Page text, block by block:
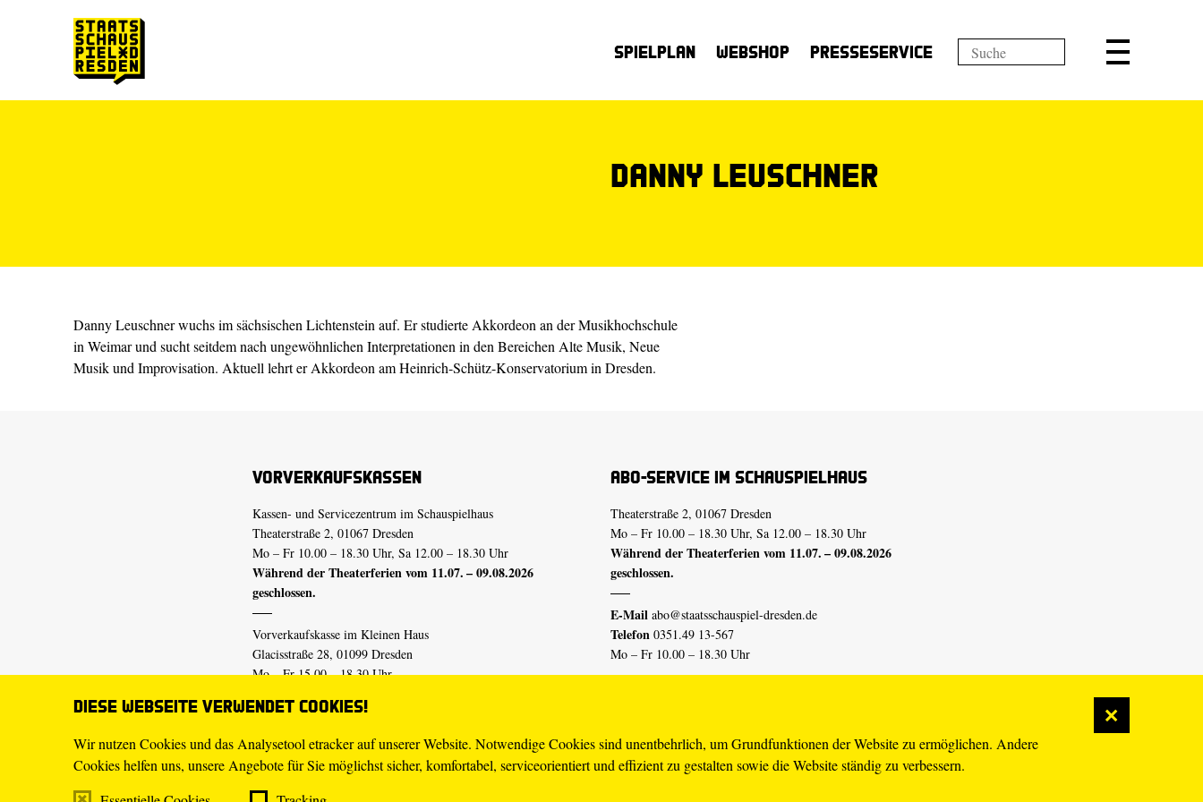
Diese Webseite verwendet Cookies!
Wir nutzen Cookies und das Analysetool etracker auf unserer Website. Notwendige Cookies sind unentbehrlich, um Grundfunktionen der Website zu ermöglichen. Andere
Cookies helfen uns, unsere Angebote für Sie möglichst sicher, komfortabel, serviceorientiert und effizient zu gestalten sowie die Website ständig zu verbessern.
Spielplan Webshop Presseservice
Danny Leuschner
Danny Leuschner wuchs im sächsischen Lichtenstein auf. Er studierte Akkordeon an der Musikhochschule
in Weimar und sucht seitdem nach ungewöhnlichen Interpretationen in den Bereichen Alte Musik, Neue
Musik und Improvisation. Aktuell lehrt er Akkordeon am Heinrich-Schütz-Konservatorium in Dresden.
Vorverkaufskassen
Kassen- und Servicezentrum im Schauspielhaus
Theaterstraße 2, 01067 Dresden
Mo – Fr 10.00 – 18.30 Uhr, Sa 12.00 – 18.30 Uhr
Während der Theaterferien vom 11.07. – 09.08.2026
geschlossen.
Vorverkaufskasse im Kleinen Haus
Glacisstraße 28, 01099 Dresden
Mo – Fr 15.00 – 18.30 Uhr
geschlossen.
E-Mail tickets@staatsschauspiel-dresden.de
Telefon 0351.49 13-555
Abo-Service im Schauspielhaus
Theaterstraße 2, 01067 Dresden
Mo – Fr 10.00 – 18.30 Uhr, Sa 12.00 – 18.30 Uhr
Während der Theaterferien vom 11.07. – 09.08.2026
geschlossen.
E-Mail abo@staatsschauspiel-dresden.de
Telefon 0351.49 13-567
Mo – Fr 10.00 – 18.30 Uhr
Erklärung Barrierefreiheit